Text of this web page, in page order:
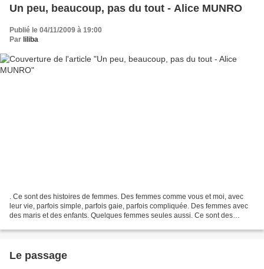
Un peu, beaucoup, pas du tout - Alice MUNRO
Publié le 04/11/2009 à 19:00
Par liliba
. Ce sont des histoires de femmes. Des femmes comme vous et moi, avec
leur vie, parfois simple, parfois gaie, parfois compliquée. Des femmes avec
des maris et des enfants. Quelques femmes seules aussi. Ce sont des
Le passage